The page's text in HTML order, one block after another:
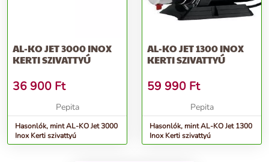
AL-KO JET 3000 INOX
KERTI SZIVATTYÚ
36 900 Ft
Pepita
Hasonlók, mint AL-KO Jet 3000
Inox Kerti szivattyú
AL-KO JET 1300 INOX
KERTI SZIVATTYÚ
59 990 Ft
Pepita
Hasonlók, mint AL-KO Jet 1300
Inox Kerti szivattyú